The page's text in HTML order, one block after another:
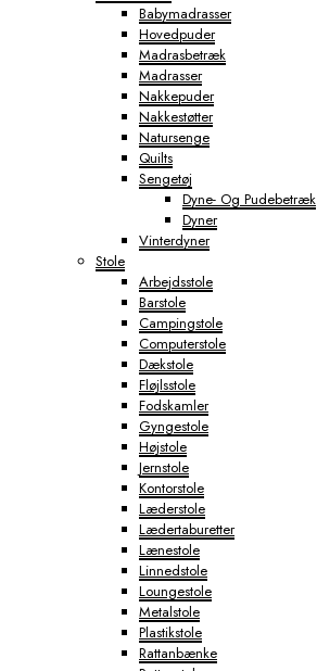
Babymadrasser
Hovedpuder
Madrasbetræk
Madrasser
Nakkepuder
Nakkestøtter
Natursenge
Quilts
Sengetøj
Dyne- Og Pudebetræk
Dyner
Vinterdyner
Stole
Arbejdsstole
Barstole
Campingstole
Computerstole
Dækstole
Fløjlsstole
Fodskamler
Gyngestole
Højstole
Jernstole
Kontorstole
Læderstole
Lædertaburetter
Lænestole
Linnedstole
Loungestole
Metalstole
Plastikstole
Rattanbænke